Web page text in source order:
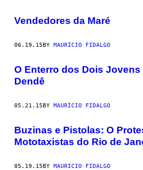
Vendedores da Maré
06.19.15BY MAURÍCIO FIDALGO
​O Enterro dos Dois
Dendê
05.21.15BY MAURÍCIO FIDALGO
Buzinas e Pistolas: O
Mototaxistas do Rio de
05.19.15BY MAURÍCIO FIDALGO